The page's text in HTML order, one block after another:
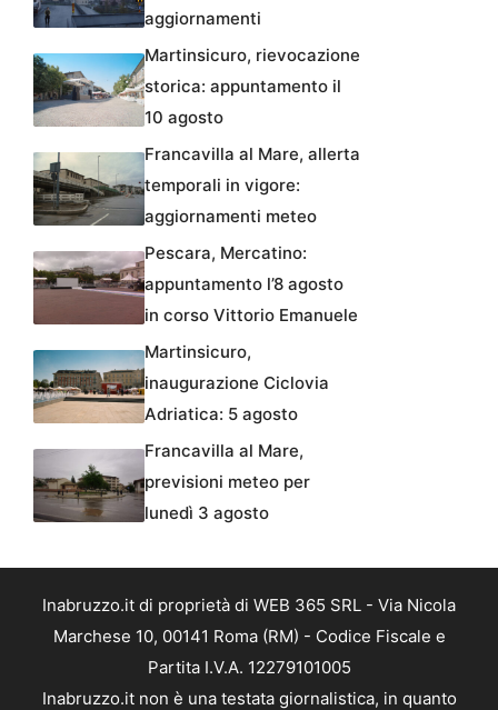
aggiornamenti
Martinsicuro, rievocazione
storica: appuntamento il
10 agosto
Francavilla al Mare, allerta
temporali in vigore:
aggiornamenti meteo
Pescara, Mercatino:
appuntamento l’8 agosto
in corso Vittorio Emanuele
Martinsicuro,
inaugurazione Ciclovia
Adriatica: 5 agosto
Francavilla al Mare,
previsioni meteo per
lunedì 3 agosto
Inabruzzo.it di proprietà di WEB 365 SRL - Via Nicola
Marchese 10, 00141 Roma (RM) - Codice Fiscale e
Partita I.V.A. 12279101005
Inabruzzo.it non è una testata giornalistica, in quanto